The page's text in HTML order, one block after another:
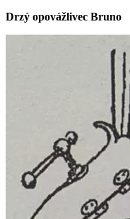
Drzý opovážlivec Bruno